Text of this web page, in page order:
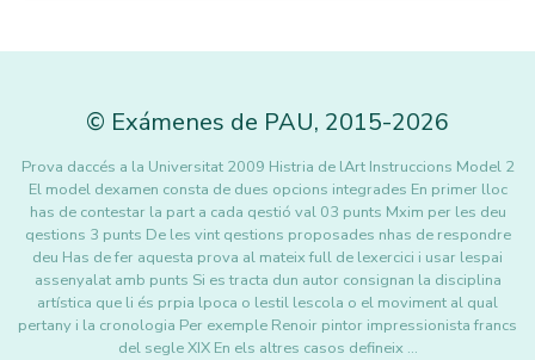
© Exámenes de PAU, 2015-2026
Prova daccés a la Universitat 2009 Histria de lArt Instruccions Model 2
El model dexamen consta de dues opcions integrades En primer lloc
has de contestar la part a cada qestió val 03 punts Mxim per les deu
qestions 3 punts De les vint qestions proposades nhas de respondre
deu Has de fer aquesta prova al mateix full de lexercici i usar lespai
assenyalat amb punts Si es tracta dun autor consignan la disciplina
artística que li és prpia lpoca o lestil lescola o el moviment al qual
pertany i la cronologia Per exemple Renoir pintor impressionista francs
del segle XIX En els altres casos defineix …